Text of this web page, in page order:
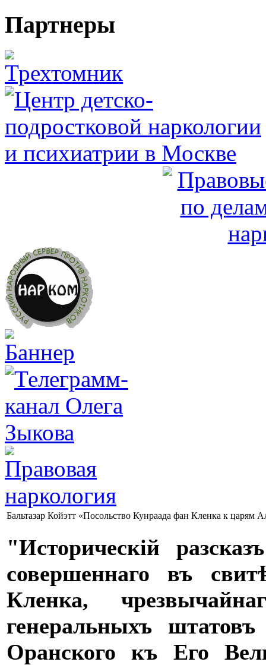
Партнеры
Бальтазар Койэтт «Посольство Кунраада фан Кленка к
"Историческій
совершеннаго въ
Кленка​,
генеральныхъ
Оранского​ къ Его